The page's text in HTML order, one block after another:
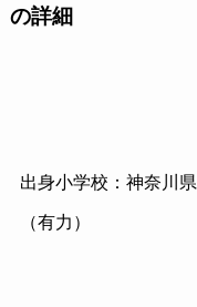
の詳細
出身小学校：神奈川県
（有力）